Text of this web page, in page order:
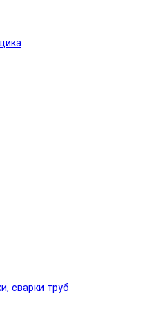
сварки труб